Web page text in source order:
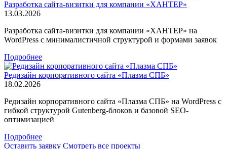
Разработка сайта-визитки для компании «ХАНТЕР»
13.03.2026
Разработка сайта-визитки для компании «ХАНТЕР» на
WordPress с минималистичной структурой и формами заявок
Подробнее
Редизайн корпоративного сайта «Плазма СПБ»
18.02.2026
Редизайн корпоративного сайта «Плазма СПБ» на WordPress с
гибкой структурой Gutenberg-блоков и базовой SEO-
оптимизацией
Подробнее
Оставить заявку Смотреть все проекты